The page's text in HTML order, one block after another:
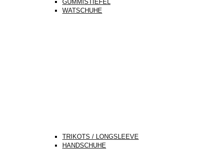
GUMMISTIEFEL
WATSCHUHE
TRIKOTS / LONGSLEEVE
HANDSCHUHE